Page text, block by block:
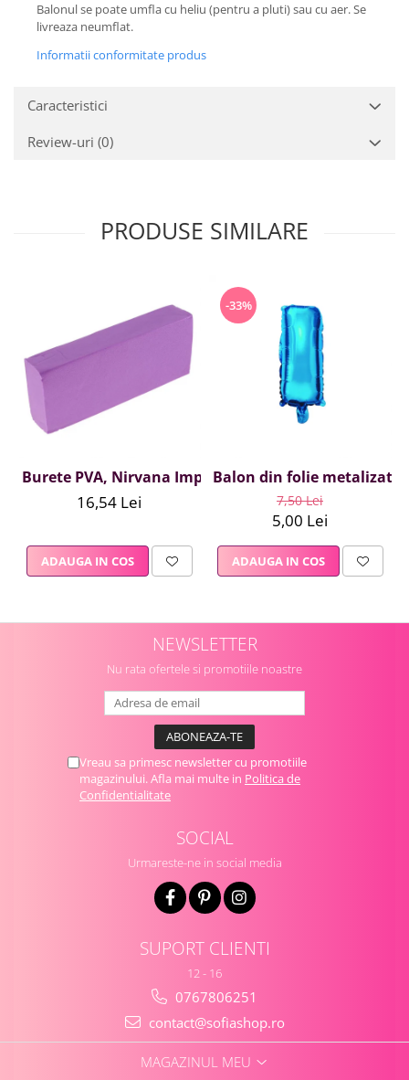
Balonul se poate umfla cu heliu (pentru a pluti) sau cu aer. Se
livreaza neumflat.
Informatii conformitate produs
Caracteristici
Review-uri (0)
PRODUSE SIMILARE
Burete PVA, Nirvana Impex, 1 buc, mov
16,54 Lei
ADAUGA IN COS
-33%
Balon din folie metalizata
7,50 Lei
5,00 Lei
ADAUGA IN COS
NEWSLETTER
Nu rata ofertele si promotiile noastre
Vreau sa primesc newsletter cu promotiile
magazinului. Afla mai multe in Politica de
Confidentialitate
SOCIAL
Urmareste-ne in social media
SUPORT CLIENTI
12 - 16
0767806251
contact@sofiashop.ro
MAGAZINUL MEU